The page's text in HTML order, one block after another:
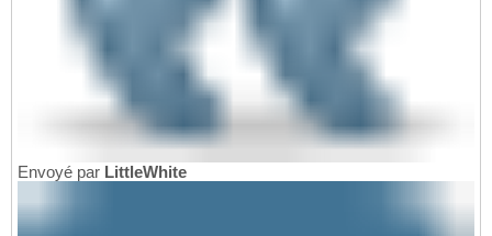
Envoyé par LittleWhite